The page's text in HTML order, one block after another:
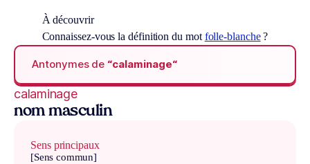
À découvrir
Connaissez-vous la définition du mot folle-blanche?
Antonymes de “calaminage“
calaminage
nom masculin
Sens principaux
[Sens commun]